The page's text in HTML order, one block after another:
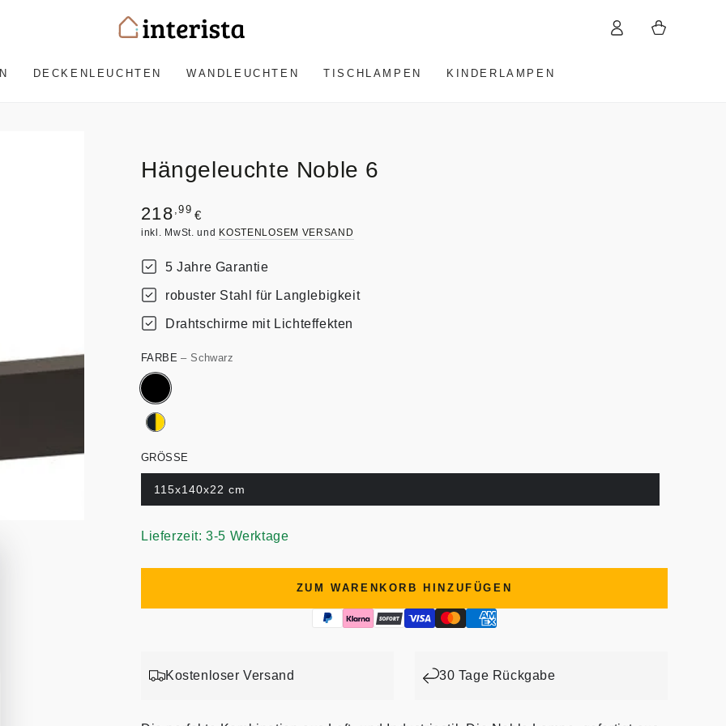
DECKENLEUCHTEN WANDLEUCHTEN TISCHLAMPEN KINDERLAMPEN
EinloggenWarenkorb
Hängeleuchte Noble 6
Regulärer
Preis
218 ,99 €
inkl. MwSt. und KOSTENLOSEM VERSAND
5 Jahre Garantie
robuster Stahl für Langlebigkeit
Drahtschirme mit Lichteffekten
FARBE– Schwarz
GRÖSSE
115x140x22 cm
Lieferzeit: 3-5 Werktage
ZUM WARENKORB HINZUFÜGEN
Kostenloser Versand 30 Tage Rückgabe